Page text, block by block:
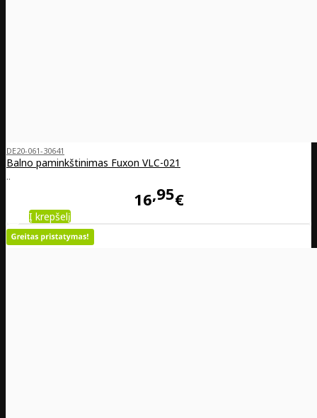
DE20-061-30641
Balno paminkštinimas Fuxon VLC-021
..
16 95€
Į krepšelį